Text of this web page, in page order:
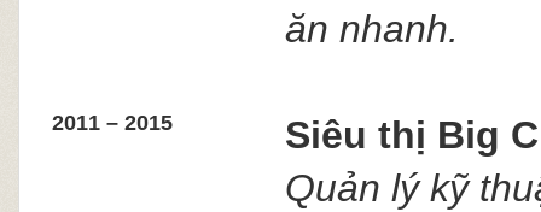
ăn nhanh.
2011 – 2015
Siêu thị Big
Quản lý kỹ